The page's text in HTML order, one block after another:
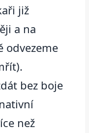
již
a na
odvezeme
bez boje
než